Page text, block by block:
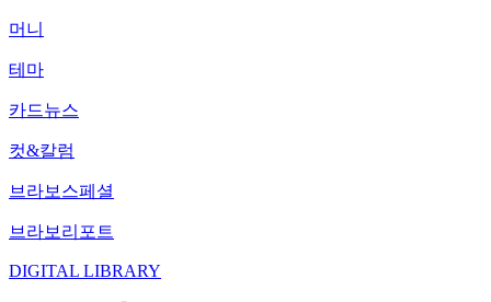
머니
테마
카드뉴스
컷&칼럼
브라보스페셜
브라보리포트
DIGITAL LIBRARY